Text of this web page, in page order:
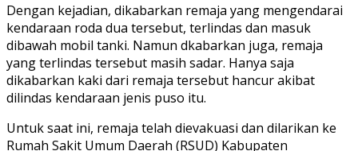
Dengan kejadian, dikabarkan remaja yang mengendarai
kendaraan roda dua tersebut, terlindas dan masuk
dibawah mobil tanki. Namun dkabarkan juga, remaja
yang terlindas tersebut masih sadar. Hanya saja
dikabarkan kaki dari remaja tersebut hancur akibat
dilindas kendaraan jenis puso itu.
Untuk saat ini, remaja telah dievakuasi dan dilarikan ke
Rumah Sakit Umum Daerah (RSUD) Kabupaten